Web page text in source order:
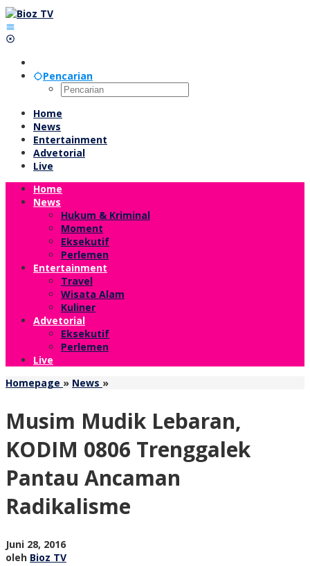
Lewati
ke
konten
Pencarian
Home
News
Entertainment
Advetorial
Live
Home
News
Hukum & Kriminal
Moment
Eksekutif
Perlemen
Entertainment
Travel
Wisata Alam
Kuliner
Advetorial
Eksekutif
Perlemen
Live
Homepage » News »Musim
KODIM
Trenggalek
Pantau
Ancaman
Radikalisme
Musim Mudik Lebaran,
KODIM 0806 Trenggalek
Pantau Ancaman
Radikalisme
Juni 28, 2016oleh
Bioz
oleh Bioz TV